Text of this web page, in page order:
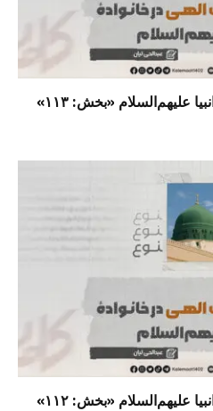
علیهم‌السلام «بخش: ۱۱۳»
علیهم‌السلام «بخش: ۱۱۲»